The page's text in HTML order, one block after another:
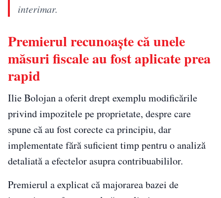
interimar.
Premierul recunoaște că unele
măsuri fiscale au fost aplicate prea
rapid
Ilie Bolojan a oferit drept exemplu modificările
privind impozitele pe proprietate, despre care
spune că au fost corecte ca principiu, dar
implementate fără suficient timp pentru o analiză
detaliată a efectelor asupra contribuabililor.
Premierul a explicat că majorarea bazei de